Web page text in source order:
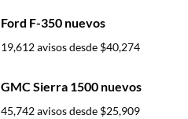
Ford F-350 nuevos
19,612 avisos desde $40,274
GMC Sierra 1500 nuevos
45,742 avisos desde $25,909